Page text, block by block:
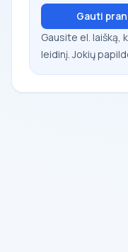
Gauti
Gausite el. laišką,
leidinį. Jokių